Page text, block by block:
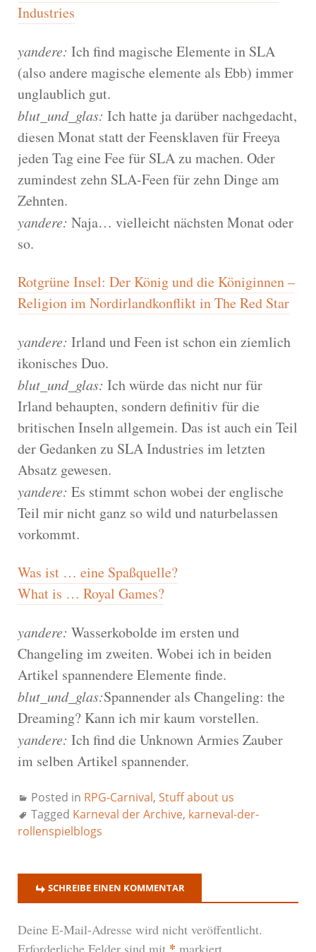
Industries
yandere: Ich find magische Elemente in SLA
(also andere magische elemente als Ebb) immer
unglaublich gut.
blut_und_glas: Ich hatte ja darüber nachgedacht,
diesen Monat statt der Feensklaven für Freeya
jeden Tag eine Fee für SLA zu machen. Oder
zumindest zehn SLA-Feen für zehn Dinge am
Zehnten.
yandere: Naja… vielleicht nächsten Monat oder
so.
Rotgrüne Insel: Der König und die Königinnen –
Religion im Nordirlandkonflikt in The Red Star
yandere: Irland und Feen ist schon ein ziemlich
ikonisches Duo.
blut_und_glas: Ich würde das nicht nur für
Irland behaupten, sondern definitiv für die
britischen Inseln allgemein. Das ist auch ein Teil
der Gedanken zu SLA Industries im letzten
Absatz gewesen.
yandere: Es stimmt schon wobei der englische
Teil mir nicht ganz so wild und naturbelassen
vorkommt.
Was ist … eine Spaßquelle?
What is … Royal Games?
yandere: Wasserkobolde im ersten und
Changeling im zweiten. Wobei ich in beiden
Artikel spannendere Elemente finde.
blut_und_glas:Spannender als Changeling: the
Dreaming? Kann ich mir kaum vorstellen.
yandere: Ich find die Unknown Armies Zauber
im selben Artikel spannender.
Posted in RPG-Carnival, Stuff about us
Tagged Karneval der Archive, karneval-der-
rollenspielblogs
SCHREIBE EINEN KOMMENTAR
Deine E-Mail-Adresse wird nicht veröffentlicht.
Erforderliche Felder sind mit * markiert